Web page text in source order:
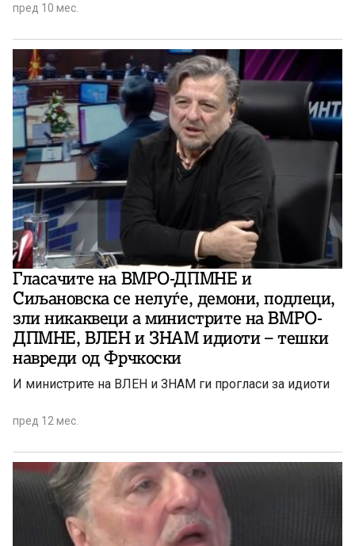
пред 10 мес.
Гласачите на ВМРО-ДПМНЕ и
Сиљановска се нелуѓе, демони, подлеци,
зли никаквеци а министрите на ВМРО-
ДПМНЕ, ВЛЕН и ЗНАМ идиоти – тешки
навреди од Фрчкоски
И министрите на ВЛЕН и ЗНАМ ги прогласи за идиоти
пред 12 мес.